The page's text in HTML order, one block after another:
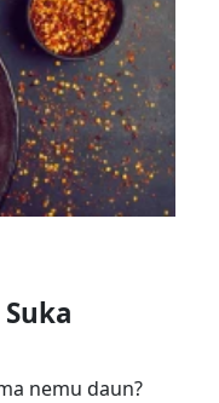
nemu daun?